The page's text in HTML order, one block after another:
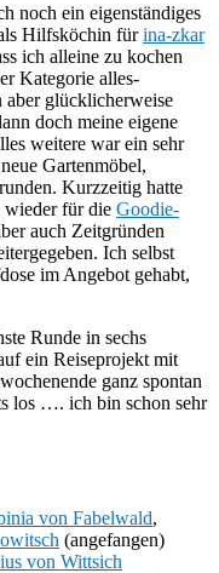
noch ein eigenständiges
Hilfsköchin fürina-zkar
ich alleine zu kochen
Kategorie alles-
aber glücklicherweise
doch meine eigene
weitere war ein sehr
Gartenmöbel,
Kurzzeitig hatte
wieder für die Goodie-
auch Zeitgründen
Ich selbst
im Angebot gehabt,
Runde in sechs
ein Reiseprojekt mit
ganz spontan
los …. ich bin schon sehr
von Fabelwald,
(angefangen)
von Wittsich